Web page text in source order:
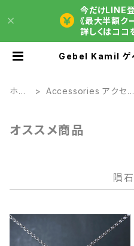
今だけLINE
《最大半額ク
詳しくはココ
Gebel Kamil ゲ
ホー
Accessories アクセサ
オススメ商品
隕